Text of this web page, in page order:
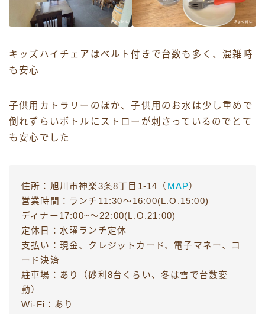
キッズハイチェアはベルト付きで台数も多く、混雑時
も安心
子供用カトラリーのほか、子供用のお水は少し重めで
倒れずらいボトルにストローが刺さっているのでとて
も安心でした
住所：旭川市神楽3条8丁目1-14（ MAP）
営業時間：ランチ11:30〜16:00(L.O.15:00)
ディナー17:00~〜22:00(L.O.21:00)
定休日：水曜ランチ定休
支払い：現金、クレジットカード、電子マネー、コ
ード決済
駐車場：あり（砂利8台くらい、冬は雪で台数変
動）
Wi-Fi：あり